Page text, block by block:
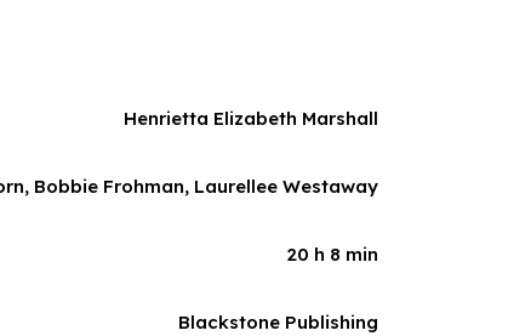
Henrietta Elizabeth Marshall
Bobbie Frohman, Laurellee Westaway
20 h 8 min
Blackstone Publishing